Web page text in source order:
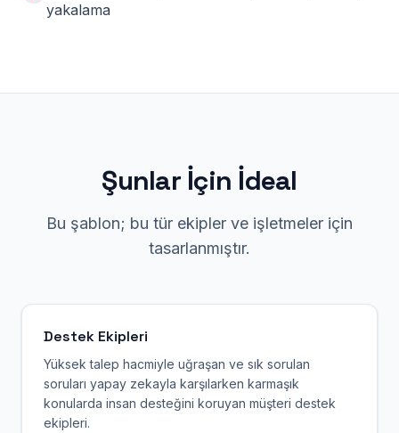
yakalama
Şunlar İçin İdeal
Bu şablon; bu tür ekipler ve işletmeler için
tasarlanmıştır.
Destek Ekipleri
Yüksek talep hacmiyle uğraşan ve sık sorulan
soruları yapay zekayla karşılarken karmaşık
konularda insan desteğini koruyan müşteri destek
ekipleri.